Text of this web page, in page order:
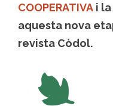
COOPERATIVA i
aquesta nova
revista Còdol.